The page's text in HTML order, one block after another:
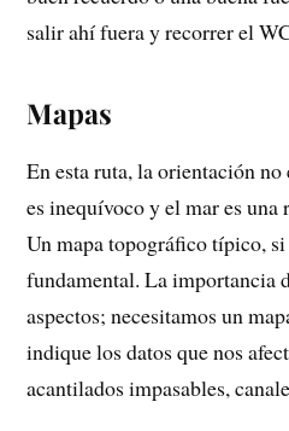
salir ahí fuera y recorrer el
Mapas
En esta ruta, la orientación
es inequívoco y el mar es una
Un mapa topográfico típico,
fundamental. La importancia
aspectos; necesitamos un
indique los datos que nos
acantilados impasables,